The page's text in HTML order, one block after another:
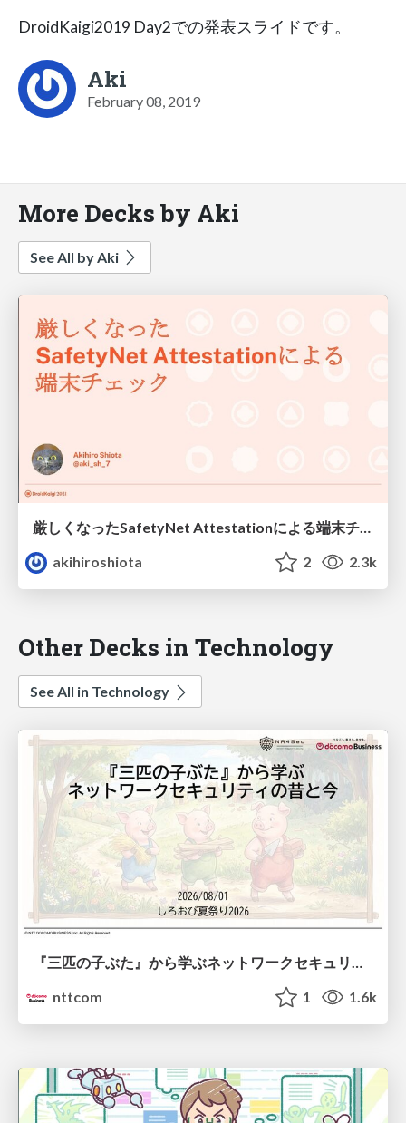
DroidKaigi2019 Day2での発表スライドです。
Aki
February 08, 2019
More Decks by Aki
See All by Aki
厳しくなったSafetyNet Attestationによる端末チェック
akihiroshiota
2 2.3k
Other Decks in Technology
See All in Technology
nttcom
1 1.6k